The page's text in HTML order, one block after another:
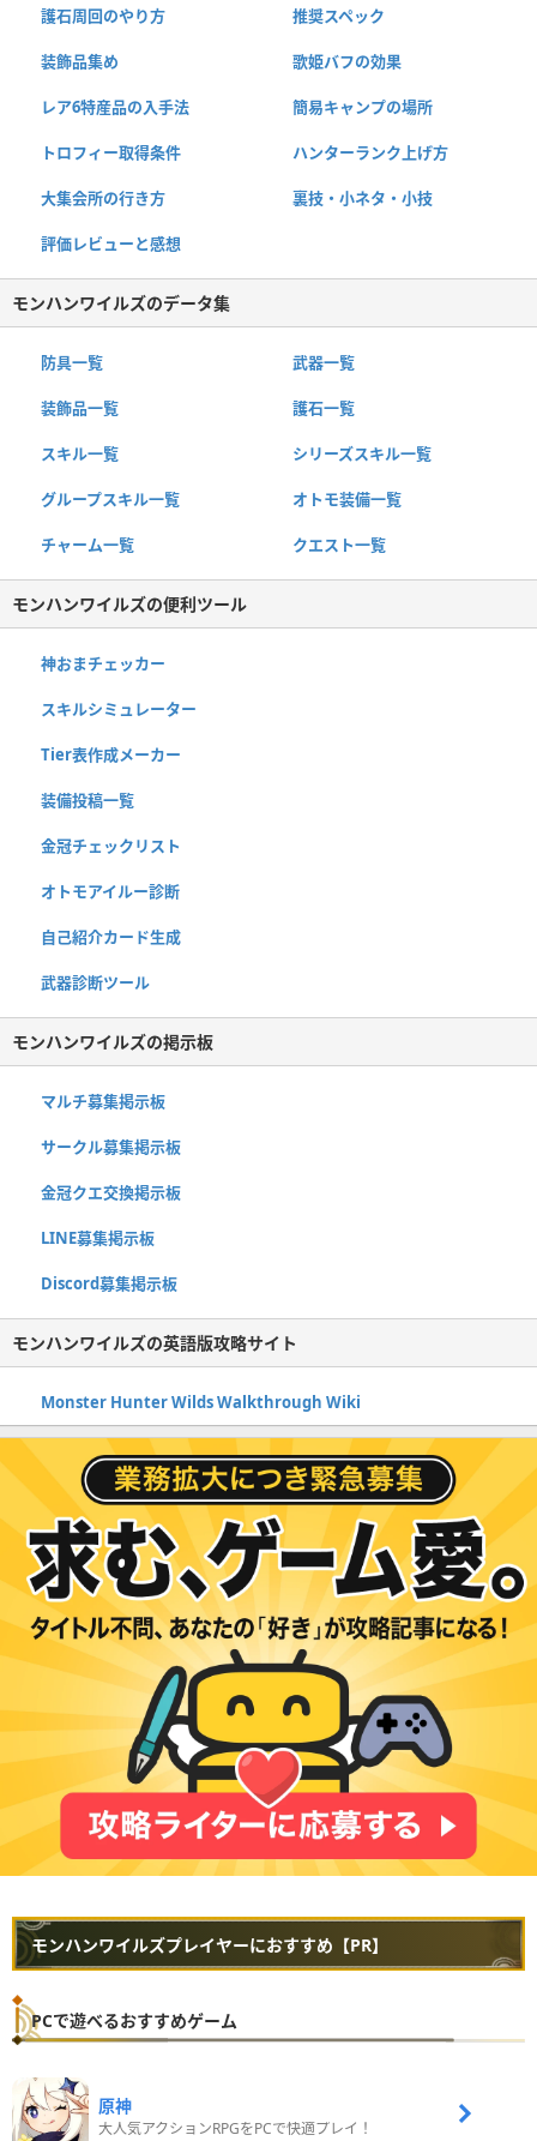
護石周回のやり方 推奨スペック
装飾品集め 歌姫バフの効果
レア6特産品の入手法 簡易キャンプの場所
トロフィー取得条件 ハンターランク上げ方
大集会所の行き方 裏技・小ネタ・小技
評価レビューと感想
モンハンワイルズのデータ集
防具一覧 武器一覧
装飾品一覧 護石一覧
スキル一覧 シリーズスキル一覧
グループスキル一覧 オトモ装備一覧
チャーム一覧 クエスト一覧
モンハンワイルズの便利ツール
神おまチェッカー
スキルシミュレーター
Tier表作成メーカー
装備投稿一覧
金冠チェックリスト
オトモアイルー診断
自己紹介カード生成
武器診断ツール
モンハンワイルズの掲示板
マルチ募集掲示板
サークル募集掲示板
金冠クエ交換掲示板
LINE募集掲示板
Discord募集掲示板
モンハンワイルズの英語版攻略サイト
Monster Hunter Wilds Walkthrough Wiki
モンハンワイルズプレイヤーにおすすめ【PR】
PCで遊べるおすすめゲーム
原神
大人気アクションRPGをPCで快適プレイ！